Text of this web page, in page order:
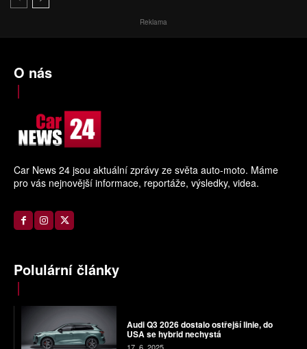
Reklama
O nás
Car News 24 jsou aktuální zprávy ze světa auto-moto. Máme
pro vás nejnovější informace, reportáže, výsledky, videa.
Polulární články
Audi Q3 2026 dostalo ostřejší linie, do
USA se hybrid nechystá